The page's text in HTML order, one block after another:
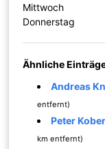
Mittwoch
Donnerstag
Ähnliche
Andreas
entfernt)
Peter
km entfernt)